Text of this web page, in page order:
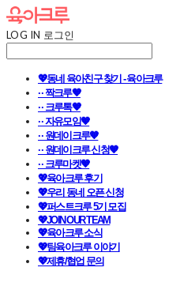
LOG IN 로그인
💖동네 육아친구 찾기 - 육아크루
· · 짝크루🧡
· · 크루톡🧡
· · 자유모임🧡
· · 원데이크루🧡
· · 원데이크루 신청🧡
· · 크루마켓🧡
💖육아크루 후기
💖우리 동네 오픈 신청
💖퍼스트크루 5기 모집
💖JOIN OUR TEAM
💖육아크루 소식
💖팀육아크루 이야기
💖제휴/협업 문의